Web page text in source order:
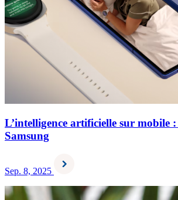
L’intelligence artificielle sur mobile
Samsung
Sep. 8, 2025